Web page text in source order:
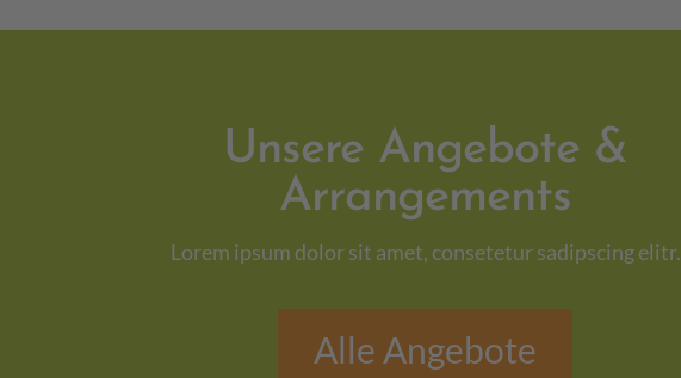
Unsere Angebote &
Arrangements
Lorem ipsum dolor sit amet, consetetur sadipscing elitr.
Alle Angebote